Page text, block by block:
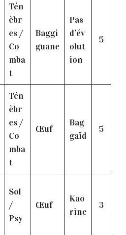
Tén
èbr
es /
Co
mba
t
Baggi
guane
Pas
d’év
olut
ion
5
Tén
èbr
es /
Co
mba
t
Œuf
Bag
gaïd
5
Sol
/
Psy
Œuf
Kao
rine
3